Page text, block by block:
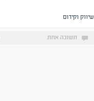
שיווק וקידום
תשובה אחת